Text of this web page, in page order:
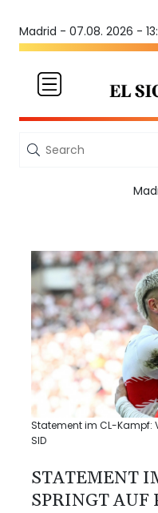
Madrid - 07.08. 2026 -
Statement im CL-Kampf:
SID
STATEMENT
SPRINGT AUF